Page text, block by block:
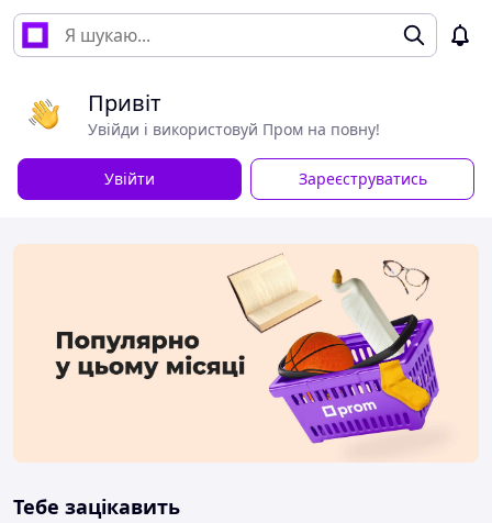
Привіт
Увійди і використовуй Пром на повну!
Увійти Зареєструватись
Тебе зацікавить